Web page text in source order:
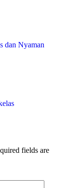
dan Nyaman
fields are